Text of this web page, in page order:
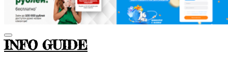
INFO GUIDE